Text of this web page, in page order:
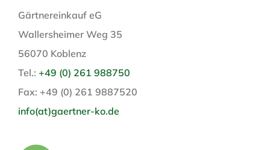
Gärtnereinkauf eG
Wallersheimer Weg 35
56070 Koblenz
Tel.: +49 (0) 261 988750
Fax: +49 (0) 261 9887520
info(at)gaertner-ko.de